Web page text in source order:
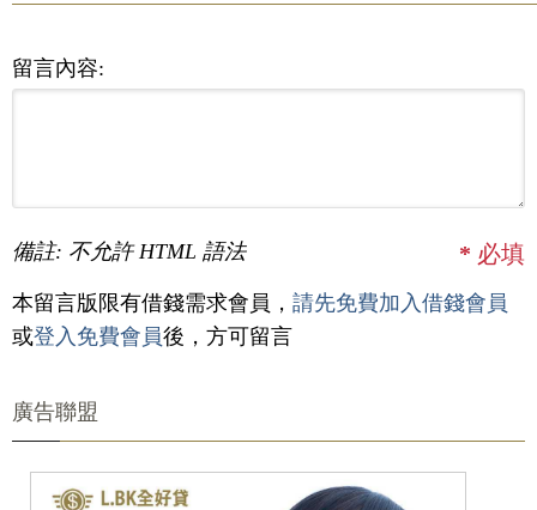
留言內容:
備註: 不允許 HTML 語法 * 必填
本留言版限有借錢需求會員， 請先免費加入借錢會員
或登入免費會員後，方可留言
廣告聯盟